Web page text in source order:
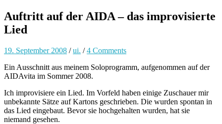
Auftritt auf der AIDA – das improvisierte
Lied
19. September 2008 /ui. /4 Comments
Ein Ausschnitt aus meinem Soloprogramm, aufgenommen auf der
AIDAvita im Sommer 2008.
Ich improvisiere ein Lied. Im Vorfeld haben einige Zuschauer mir
unbekannte Sätze auf Kartons geschrieben. Die wurden spontan in
das Lied eingebaut. Bevor sie hochgehalten wurden, hat sie
niemand gesehen.